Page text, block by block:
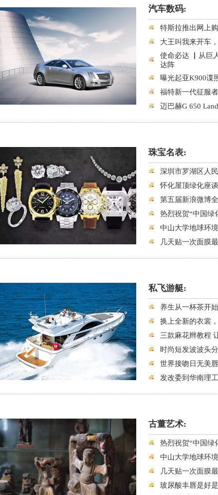
汽车数码:
特斯拉推出网上
大王叫我来开车
使命必达 ▏从巨
达阵
曝光起亚K900谍
福特新一代征服
迈巴赫G 650
珠宝名表:
深圳市罗湖区人
怀化屋顶绿化座
第五届新浪微博
热烈祝贺“中国绿
中山大学地球环
几天贴一次面膜
私飞游艇:
养生从一杯茶开
换上全新的衣裳
三款麻花辫教程
时尚短发波波头
世界接吻日无美
发改委到华南理
古董艺术:
热烈祝贺“中国绿
中山大学地球环
几天贴一次面膜
玻尿酸丰唇是好